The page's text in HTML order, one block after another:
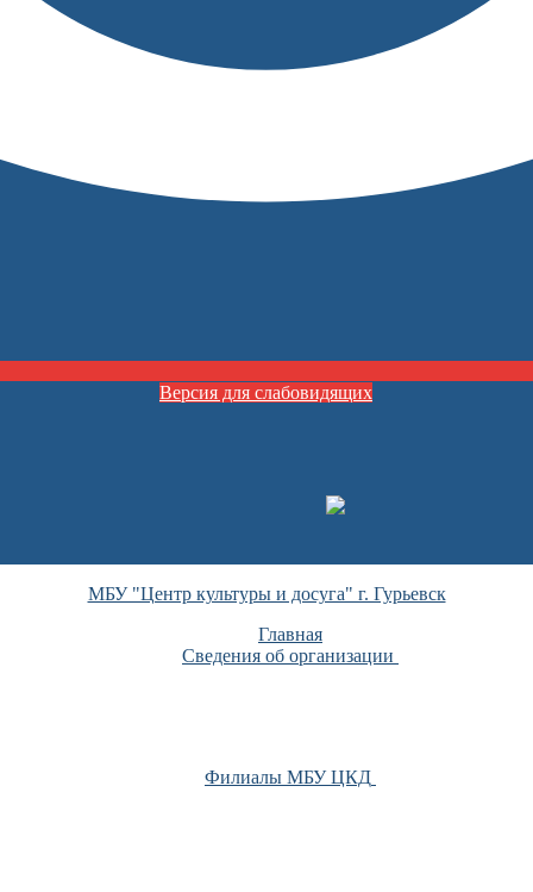
Версия для слабовидящих
МБУ "Центр культуры и досуга" г. Гурьевск
Главная
Сведения об организации
Филиалы МБУ ЦКД